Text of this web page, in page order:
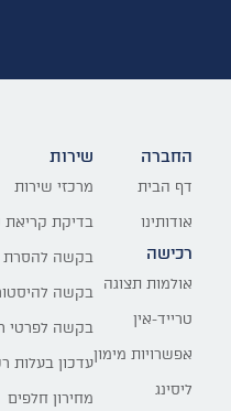
החברה
דף הבית
אודותינו
רכישה
אולמות תצוגה
טרייד-אין
אפשרויות מימון
ליסינג
שירות
מרכזי שירות
בדיקת קריאת
בקשה להסרת
בקשה
בקשה לפרטי
עדכון בעלות
מחירון חלפים